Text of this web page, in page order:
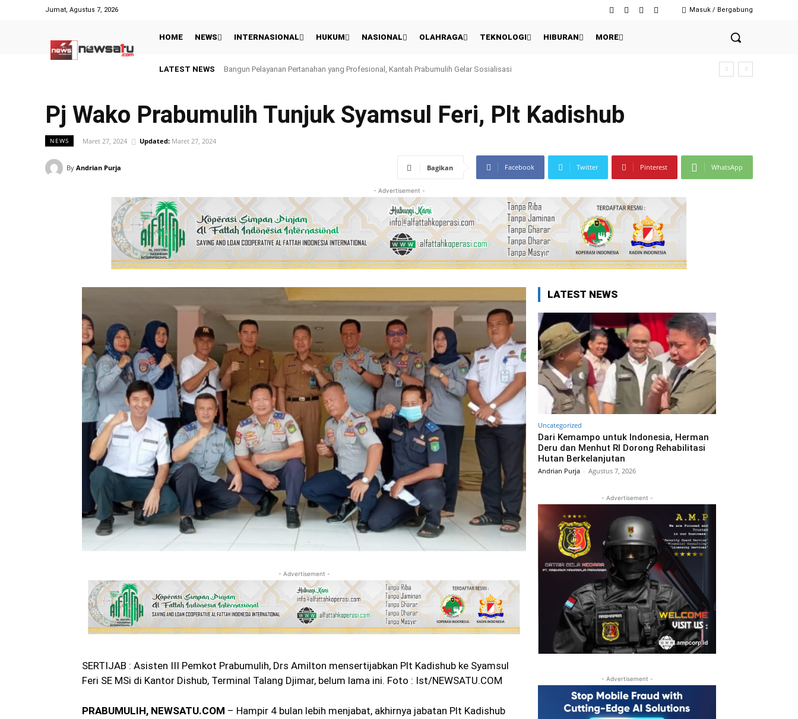
Jumat, Agustus 7, 2026 Masuk / Bergabung
HOME NEWS INTERNASIONAL HUKUM NASIONAL OLAHRAGA TEKNOLOGI HIBURAN MORE
LATEST NEWS Peringati HUT RI ke-81, Rutan Prabumulih Berikan Layanan Cek Kesehatan Gratis
Pj Wako Prabumulih Tunjuk Syamsul Feri, Plt Kadishub
NEWS Maret 27, 2024 Updated: Maret 27, 2024
By Andrian Purja Bagikan Facebook Twitter Pinterest WhatsApp
- Advertisement -
- Advertisement -
SERTIJAB : Asisten III Pemkot Prabumulih, Drs Amilton mensertijabkan Plt Kadishub ke Syamsul
Feri SE MSi di Kantor Dishub, Terminal Talang Djimar, belum lama ini. Foto : Ist/NEWSATU.COM
PRABUMULIH, NEWSATU.COM – Hampir 4 bulan lebih menjabat, akhirnya jabatan Plt Kadishub
LATEST NEWS
Uncategorized
Dari Kemampo untuk Indonesia, Herman
Deru dan Menhut RI Dorong Rehabilitasi
Hutan Berkelanjutan
Andrian Purja - Agustus 7, 2026
- Advertisement -
- Advertisement -